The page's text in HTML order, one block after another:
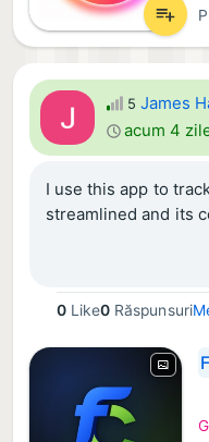
5 James
acum 4
I use this app to
streamlined and its
0Like0 Răspunsuri